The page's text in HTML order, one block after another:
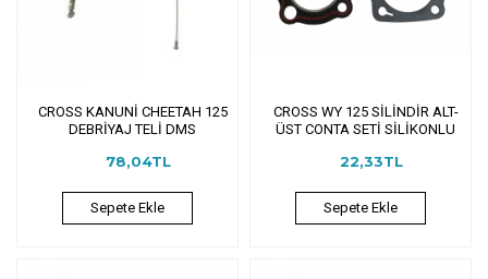
CROSS KANUNİ CHEETAH 125
DEBRİYAJ TELİ DMS
78,04TL
Sepete Ekle
CROSS WY 125 SİLİNDİR ALT-
ÜST CONTA SETİ SİLİKONLU
22,33TL
Sepete Ekle